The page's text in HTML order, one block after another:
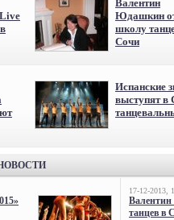
Валентин
Юдашкин
школу
Сочи
Испанские
выступят в
17-12-2013,
танцев в